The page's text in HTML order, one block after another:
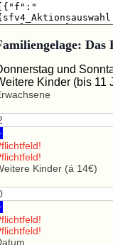
Das
und
Kinder (bis 11
Kinder (á 14€)